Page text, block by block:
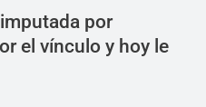
por
el vínculo y hoy le